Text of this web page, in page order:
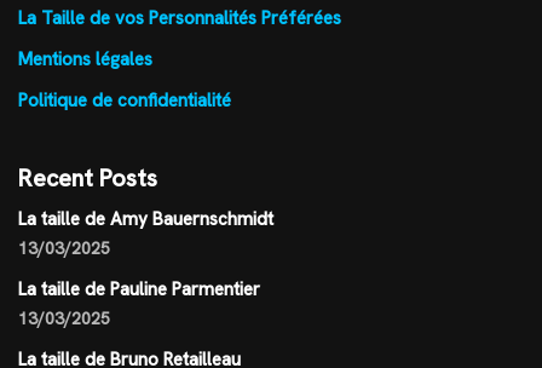
La Taille de vos Personnalités Préférées
Mentions légales
Politique de confidentialité
Recent Posts
La taille de Amy Bauernschmidt
13/03/2025
La taille de Pauline Parmentier
13/03/2025
La taille de Bruno Retailleau